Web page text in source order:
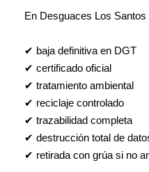
En Desguaces Los
✔ baja definitiva en DGT
✔ certificado oficial
✔ tratamiento ambiental
✔ reciclaje controlado
✔ trazabilidad completa
✔ destrucción total de
✔ retirada con grúa si no